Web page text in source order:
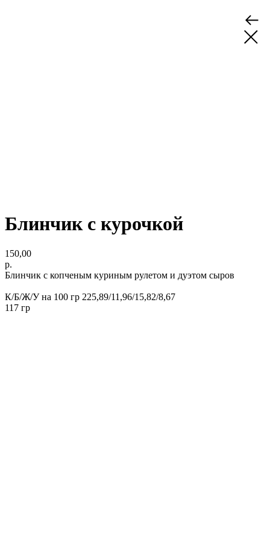
Блинчик с курочкой
150,00
р.
Блинчик с копченым куриным рулетом и дуэтом сыров
К/Б/Ж/У на 100 гр 225,89/11,96/15,82/8,67
117 гр